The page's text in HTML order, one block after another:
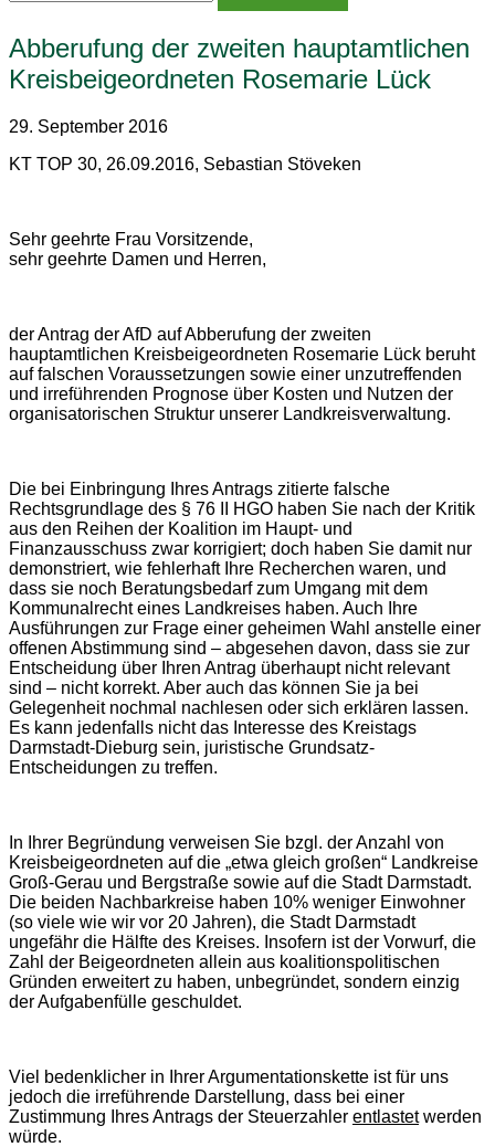
Abberufung der zweiten hauptamtlichen
Kreisbeigeordneten Rosemarie Lück
29. September 2016
KT TOP 30, 26.09.2016, Sebastian Stöveken
Sehr geehrte Frau Vorsitzende,
sehr geehrte Damen und Herren,
der Antrag der AfD auf Abberufung der zweiten
hauptamtlichen Kreisbeigeordneten Rosemarie Lück beruht
auf falschen Voraussetzungen sowie einer unzutreffenden
und irreführenden Prognose über Kosten und Nutzen der
organisatorischen Struktur unserer Landkreisverwaltung.
Die bei Einbringung Ihres Antrags zitierte falsche
Rechtsgrundlage des § 76 II HGO haben Sie nach der Kritik
aus den Reihen der Koalition im Haupt- und
Finanzausschuss zwar korrigiert; doch haben Sie damit nur
demonstriert, wie fehlerhaft Ihre Recherchen waren, und
dass sie noch Beratungsbedarf zum Umgang mit dem
Kommunalrecht eines Landkreises haben. Auch Ihre
Ausführungen zur Frage einer geheimen Wahl anstelle einer
offenen Abstimmung sind – abgesehen davon, dass sie zur
Entscheidung über Ihren Antrag überhaupt nicht relevant
sind – nicht korrekt. Aber auch das können Sie ja bei
Gelegenheit nochmal nachlesen oder sich erklären lassen.
Es kann jedenfalls nicht das Interesse des Kreistags
Darmstadt-Dieburg sein, juristische Grundsatz-
Entscheidungen zu treffen.
In Ihrer Begründung verweisen Sie bzgl. der Anzahl von
Kreisbeigeordneten auf die „etwa gleich großen“ Landkreise
Groß-Gerau und Bergstraße sowie auf die Stadt Darmstadt.
Die beiden Nachbarkreise haben 10% weniger Einwohner
(so viele wie wir vor 20 Jahren), die Stadt Darmstadt
ungefähr die Hälfte des Kreises. Insofern ist der Vorwurf, die
Zahl der Beigeordneten allein aus koalitionspolitischen
Gründen erweitert zu haben, unbegründet, sondern einzig
der Aufgabenfülle geschuldet.
Viel bedenklicher in Ihrer Argumentationskette ist für uns
jedoch die irreführende Darstellung, dass bei einer
Zustimmung Ihres Antrags der Steuerzahler entlastetwerden
würde.